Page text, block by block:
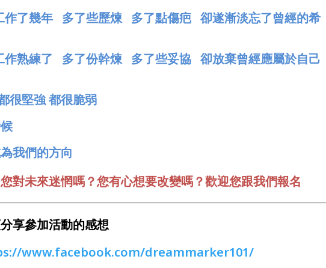
了幾年 多了些歷煉 多了點傷疤 卻遂漸淡忘了曾經的希
熟練了 多了份幹煉 多了些妥協 卻放棄曾經應屬於自己
很堅強 都很脆弱
我們的方向
對未來迷惘嗎？您有心想要改變嗎？歡迎您跟我們報名
享參加活動的感想
www.facebook.com/dreammarker101/